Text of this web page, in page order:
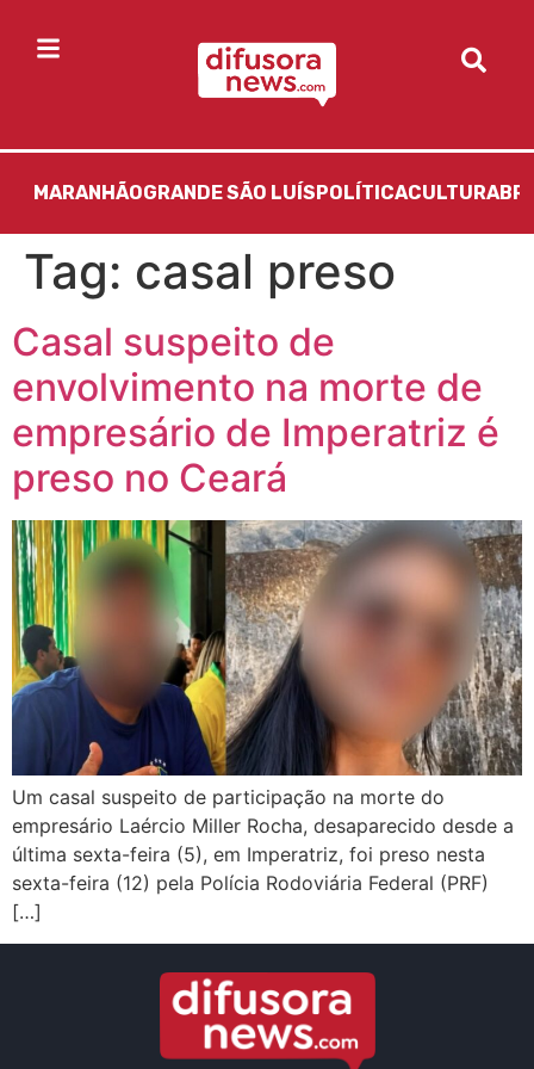
MARANHÃOGRANDE SÃO LUÍS POLÍTICACULTURA
Tag: casal preso
Casal suspeito de
envolvimento na morte de
empresário de Imperatriz é
preso no Ceará
Um casal suspeito de participação na morte do
empresário Laércio Miller Rocha, desaparecido desde a
última sexta-feira (5), em Imperatriz, foi preso nesta
sexta-feira (12) pela Polícia Rodoviária Federal (PRF)
[…]